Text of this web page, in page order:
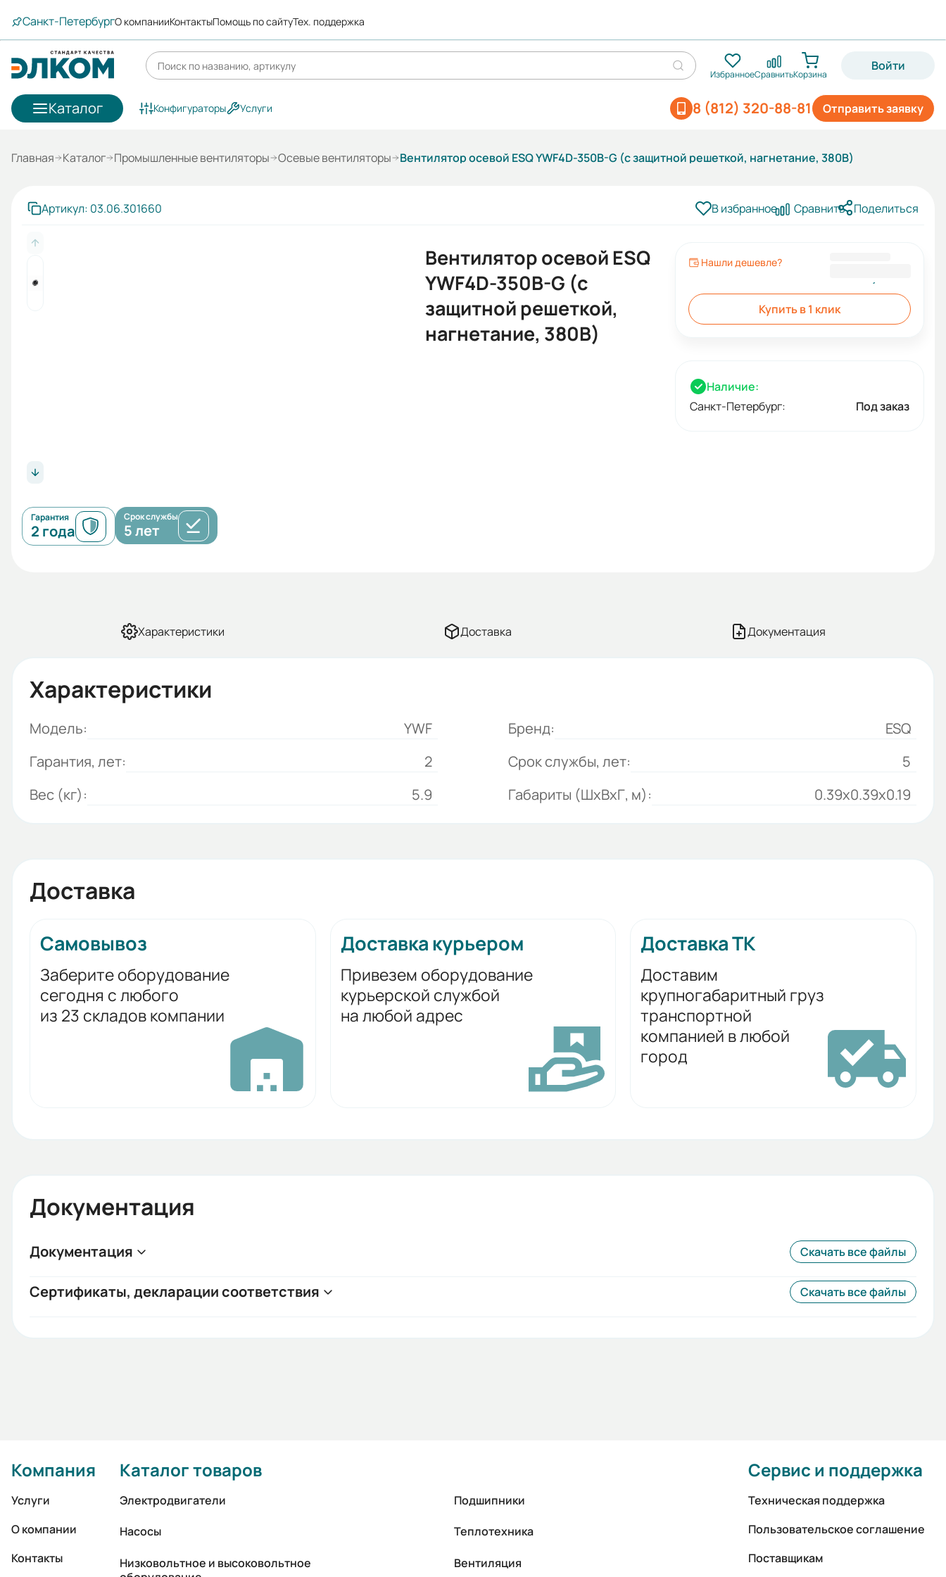
Санкт-ПетербургО компанииКонтактыПомощь по сайтуТех. поддержка
ИзбранноеСравнитьКорзина
Войти
Каталог Отправить заявку
8 (812) 320-88-81
Конфигураторы Услуги
Главная Каталог Промышленные вентиляторы Осевые вентиляторы Вентилятор осевой ESQ YWF4D-350B-G (с защитной решеткой, нагнетание, 380В)
Артикул: 03.06.301660 В избранное Сравнить Поделиться
Гарантия
2 года
Срок службы
5 лет
Вентилятор осевой ESQ
YWF4D-350B-G (с
защитной решеткой,
нагнетание, 380В)
Нашли дешевле?
Купить в 1 клик
Наличие:
Санкт-Петербург:
Под заказ
Характеристики Доставка Документация
Характеристики
Модель: YWF Бренд:
ESQ
Гарантия, лет:
2 Срок службы, лет:
5
Вес (кг):
5.9 Габариты (ШхВхГ, м): 0.39x0.39x0.19
Доставка
Самовывоз
Заберите оборудование
сегодня с любого
из 23 складов компании
Доставка курьером
Привезем оборудование
курьерской службой
на любой адрес
Доставка ТК
Доставим
крупногабаритный груз
транспортной
компанией в любой
город
Документация
Документация Скачать все файлы
Сертификаты, декларации соответствия Скачать все файлы
Компания
Услуги
О компании
Контакты
Каталог товаров
Электродвигатели
Насосы
Низковольтное и высоковольтное
Подшипники
Теплотехника
Вентиляция
Сервис и поддержка
Техническая поддержка
Пользовательское соглашение
Поставщикам